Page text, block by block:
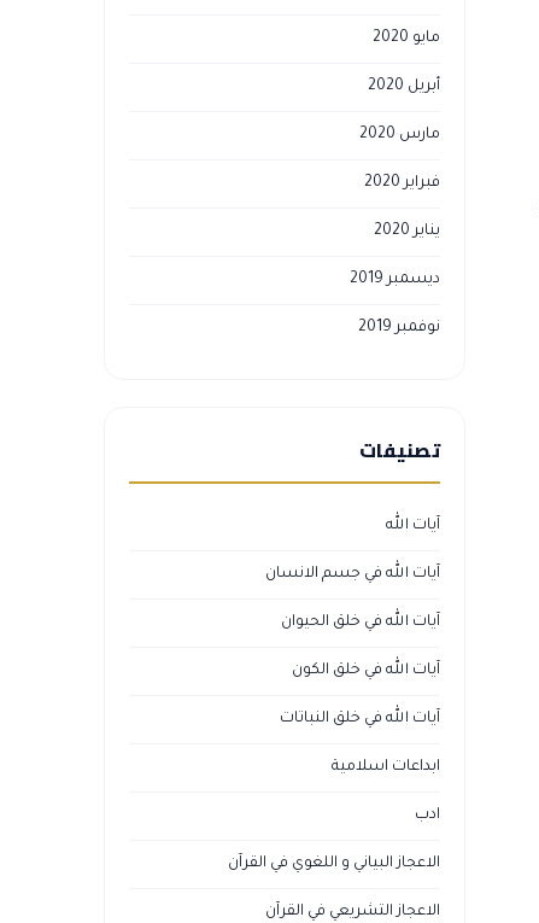
مايو 2020
أبريل 2020
مارس 2020
فبراير 2020
يناير 2020
ديسمبر 2019
نوفمبر 2019
تصنيفات
آيات الله
آيات الله في جسم الانسان
آيات الله في خلق الحيوان
آيات الله في خلق الكون
آيات الله في خلق النباتات
ابداعات اسلامية
ادب
الاعجاز البياني و اللغوي في القرآن
الاعجاز التشريعي في القرآن